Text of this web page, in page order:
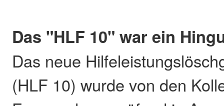
Das "HLF 10" war ein
Das neue
(HLF 10) wurde von den